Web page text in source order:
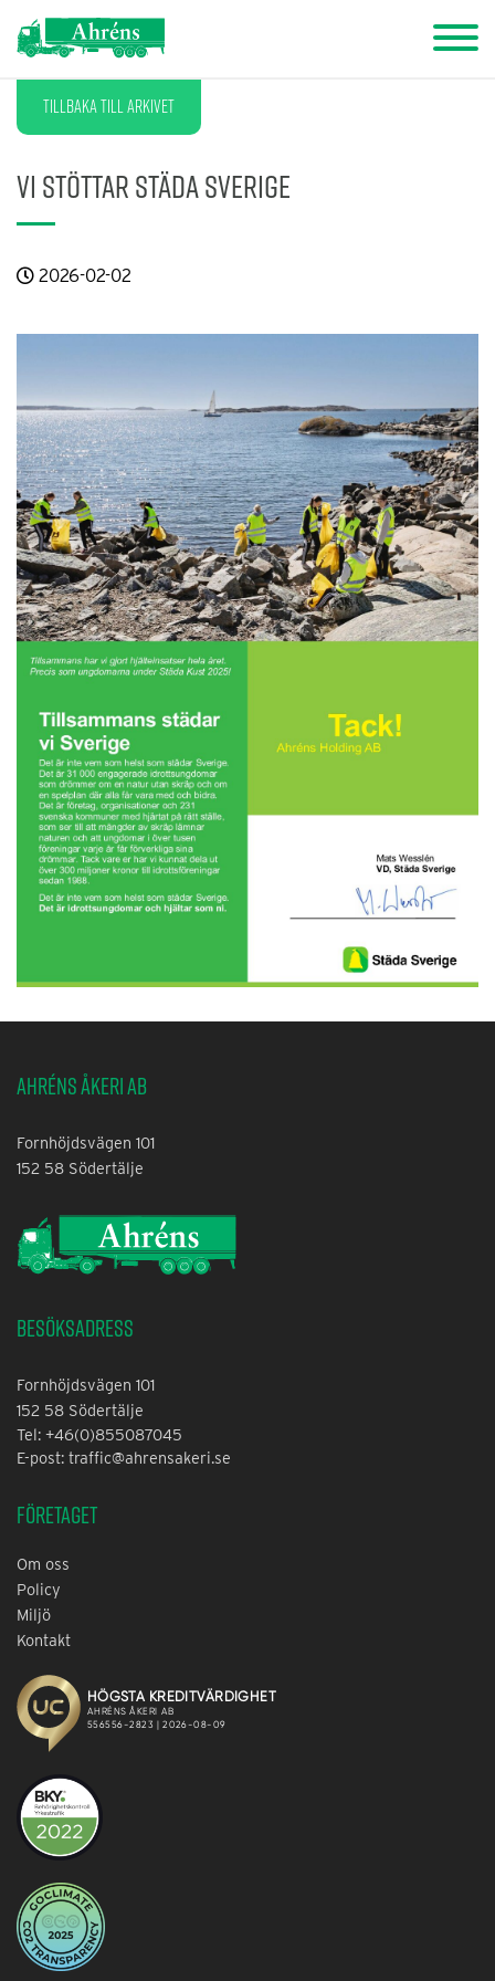
Tillbaka till arkivet
Vi stöttar Städa Sverige
2026-02-02
Ahréns Åkeri AB
Fornhöjdsvägen 101
152 58 Södertälje
Besöksadress
Fornhöjdsvägen 101
152 58 Södertälje
Tel: +46(0)855087045
E-post: traffic@ahrensakeri.se
Företaget
Om oss
Policy
Miljö
Kontakt